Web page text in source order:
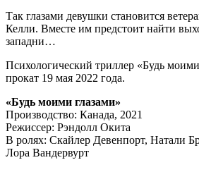
Так глазами девушки становится
Келли. Вместе им предстоит найти
западни…
Психологический триллер «Будь
прокат 19 мая 2022 года.
«Будь моими глазами»
Производство: Канада, 2021
Режиссер: Рэндолл Окита
В ролях: Скайлер Девенпорт, Натали
Лора Вандервурт